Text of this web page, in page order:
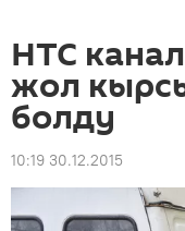
НТС
жол
болду
10:19 30.12.2015